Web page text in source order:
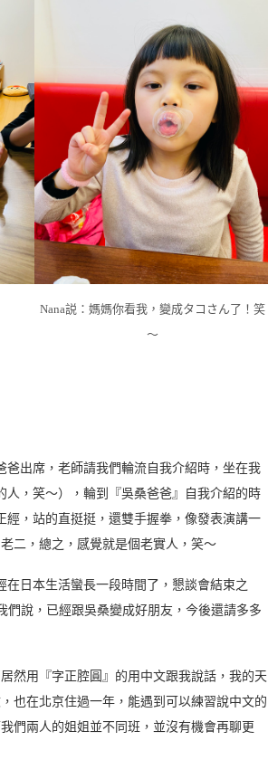
Nana説：媽媽你看我，變成タコさん了！笑
～
出席，老師請我們輪流自我介紹時，坐在我
，笑～），輪到『吳桑爸爸』自我介紹的時
，站的直挺挺，還雙手握拳，像發表演講一
二，總之，感覺就是個老實人，笑～
在日本生活蠻長一段時間了，懇談會結束之
們說，已經跟吳桑變成好朋友，今後還請多多
然用『字正腔圓』的用中文跟我說話，我的天
也在北京住過一年，能遇到可以練習說中文的
們兩人的姐姐並不同班，並沒有機會再聊更